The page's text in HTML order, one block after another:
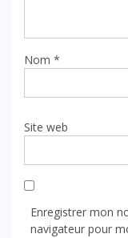
Nom *
Site web
Enregistrer mon
navigateur pour